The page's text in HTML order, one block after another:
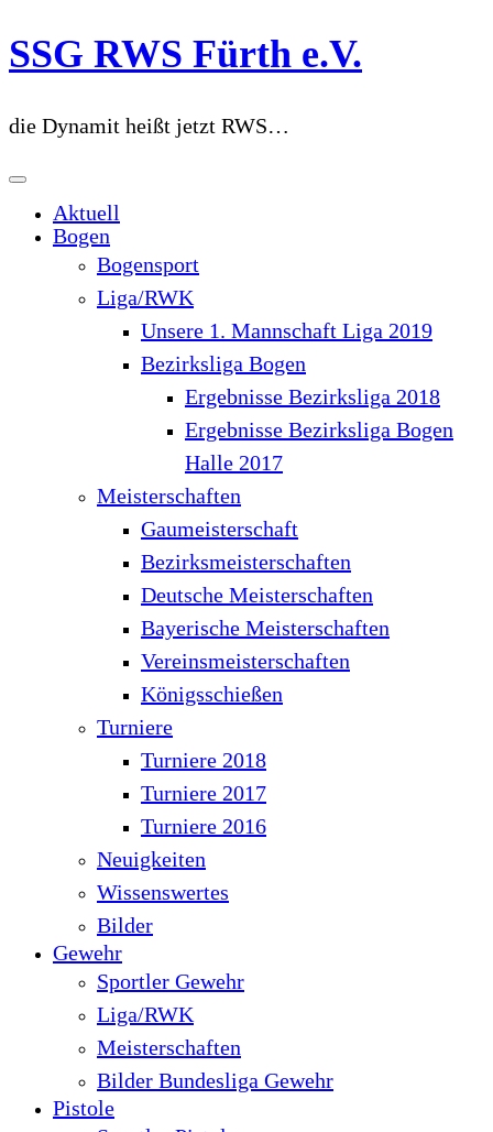
Zum
Inhalt
SSG RWS Fürth e.V.
die Dynamit heißt jetzt RWS…
Aktuell
Bogen
Bogensport
Liga/RWK
Unsere 1. Mannschaft Liga 2019
Bezirksliga Bogen
Ergebnisse Bezirksliga 2018
Ergebnisse Bezirksliga Bogen
Halle 2017
Meisterschaften
Gaumeisterschaft
Bezirksmeisterschaften
Deutsche Meisterschaften
Bayerische Meisterschaften
Vereinsmeisterschaften
Königsschießen
Turniere
Turniere 2018
Turniere 2017
Turniere 2016
Neuigkeiten
Wissenswertes
Bilder
Gewehr
Sportler Gewehr
Liga/RWK
Meisterschaften
Bilder Bundesliga Gewehr
Pistole